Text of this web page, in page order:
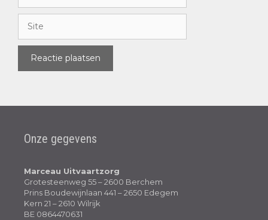
Onze gegevens
Marceau Uitvaartzorg
Grotesteenweg 55 – 2600 Berchem
Prins Boudewijnlaan 441 – 2650 Edegem
Kern 21 – 2610 Wilrijk
BE 0864470631